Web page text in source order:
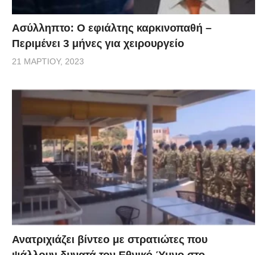
Ασύλληπτο: Ο εφιάλτης καρκινοπαθή –
Περιμένει 3 μήνες για χειρουργείο
21 ΜΑΡΤΊΟΥ, 2023
Ανατριχιάζει βίντεο με στρατιώτες που